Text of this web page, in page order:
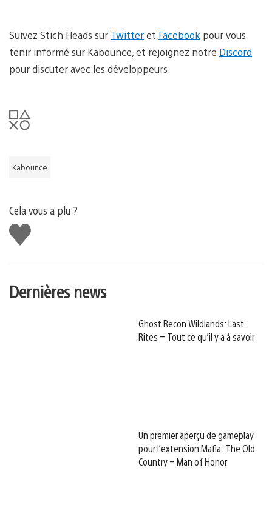
Suivez Stich Heads sur Twitteret Facebook pour vous
tenir informé sur Kabounce, et rejoignez notre Discord
pour discuter avec les développeurs.
Kabounce
Cela vous a plu ?
J'aime
Dernières news
Ghost Recon Wildlands: Last
Rites – Tout ce qu’il y a à savoir
Un premier aperçu de gameplay
pour l’extension Mafia: The Old
Country – Man of Honor